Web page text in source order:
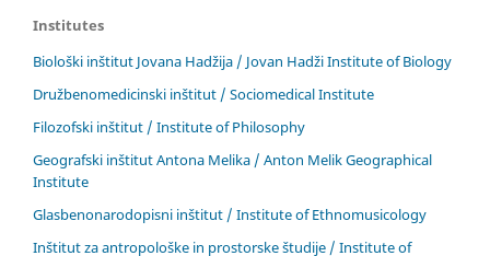
Institutes
Biološki inštitut Jovana Hadžija / Jovan Hadži Institute of Biology
Družbenomedicinski inštitut / Sociomedical Institute
Filozofski inštitut / Institute of Philosophy
Geografski inštitut Antona Melika / Anton Melik Geographical
Institute
Glasbenonarodopisni inštitut / Institute of Ethnomusicology
Inštitut za antropološke in prostorske študije / Institute of